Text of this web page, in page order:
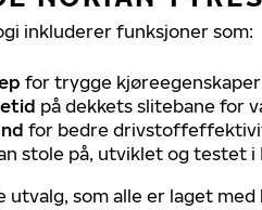
inkluderer funksjoner som:
for trygge
på dekkets slitebane for
for bedre
stole på, utviklet og testet i
utvalg, som alle er laget